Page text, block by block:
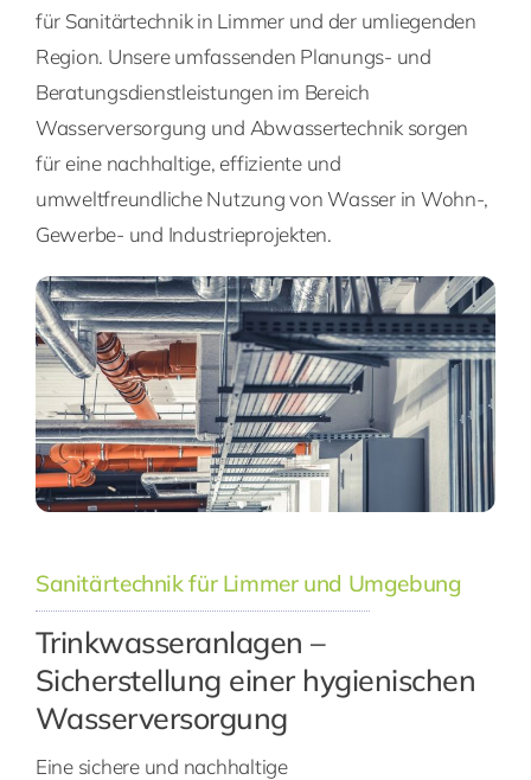
für Sanitärtechnik in Limmer und der umliegenden
Region. Unsere umfassenden Planungs- und
Beratungsdienstleistungen im Bereich
Wasserversorgung und Abwassertechnik sorgen
für eine nachhaltige, effiziente und
umweltfreundliche Nutzung von Wasser in Wohn-,
Gewerbe- und Industrieprojekten.
Sanitärtechnik für Limmer und Umgebung
Trinkwasseranlagen –
Sicherstellung einer hygienischen
Wasserversorgung
Eine sichere und nachhaltige